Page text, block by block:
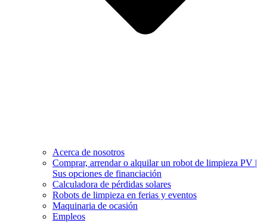
Acerca de nosotros
Comprar, arrendar o alquilar un robot de limpieza PV |
Sus opciones de financiación
Calculadora de pérdidas solares
Robots de limpieza en ferias y eventos
Maquinaria de ocasión
Empleos